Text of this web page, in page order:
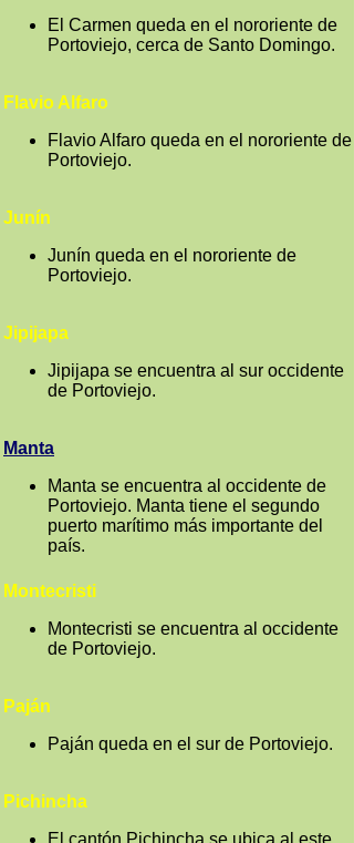
El Carmen queda en el nororiente de
Portoviejo, cerca de Santo Domingo.
Flavio Alfaro
Flavio Alfaro queda en el nororiente de
Portoviejo.
Junín
Junín queda en el nororiente de
Portoviejo.
Jipijapa
Jipijapa se encuentra al sur occidente
de Portoviejo.
Manta
Manta se encuentra al occidente de
Portoviejo. Manta tiene el segundo
puerto marítimo más importante del
país.
Montecristi
Montecristi se encuentra al occidente
de Portoviejo.
Paján
Paján queda en el sur de Portoviejo.
Pichincha
El cantón Pichincha se ubica al este